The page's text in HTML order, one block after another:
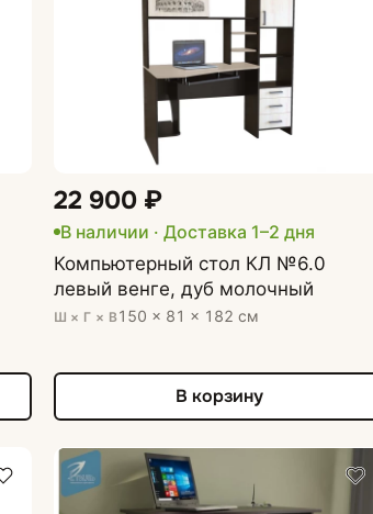
22 900 ₽
В наличии · Доставка 1–2 дня
Компьютерный стол КЛ №6.0
левый венге, дуб молочный
Ш × Г × В150 × 81 × 182 см
В корзину